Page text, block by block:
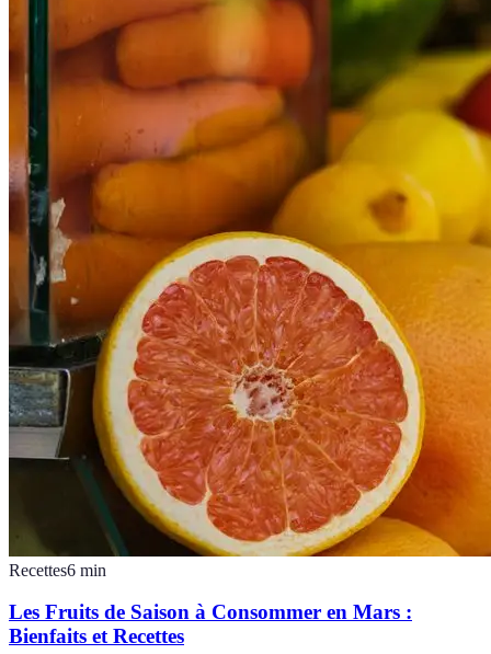
Recettes6 min
Les Fruits de Saison à Consommer en Mars :
Bienfaits et Recettes